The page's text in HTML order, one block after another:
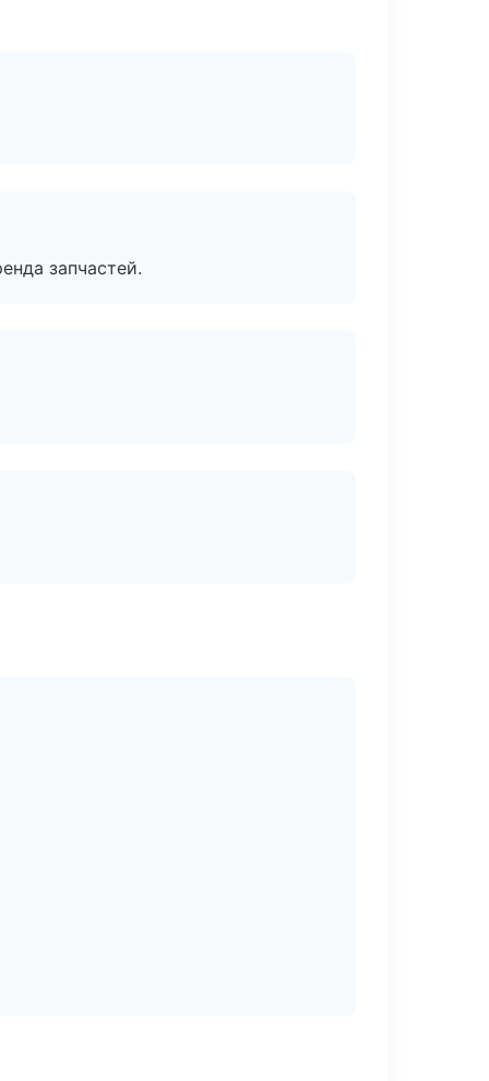
запчастей.